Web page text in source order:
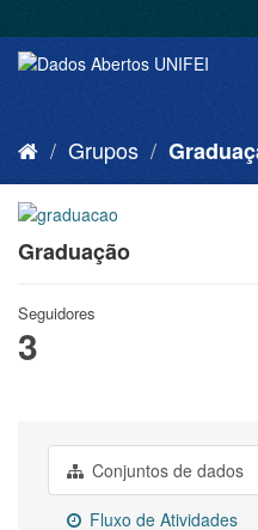
Grupos
Graduação
Seguidores
3
Conjuntos de dados
Fluxo de Atividades